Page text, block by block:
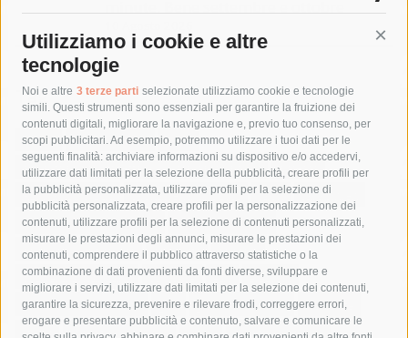
Utilizziamo i cookie e altre
tecnologie
Noi e altre 3 terze parti selezionate utilizziamo cookie e tecnologie
simili. Questi strumenti sono essenziali per garantire la fruizione dei
contenuti digitali, migliorare la navigazione e, previo tuo consenso, per
scopi pubblicitari. Ad esempio, potremmo utilizzare i tuoi dati per le
seguenti finalità: archiviare informazioni su dispositivo e/o accedervi,
utilizzare dati limitati per la selezione della pubblicità, creare profili per
la pubblicità personalizzata, utilizzare profili per la selezione di
pubblicità personalizzata, creare profili per la personalizzazione dei
contenuti, utilizzare profili per la selezione di contenuti personalizzati,
misurare le prestazioni degli annunci, misurare le prestazioni dei
contenuti, comprendere il pubblico attraverso statistiche o la
combinazione di dati provenienti da fonti diverse, sviluppare e
migliorare i servizi, utilizzare dati limitati per la selezione dei contenuti,
garantire la sicurezza, prevenire e rilevare frodi, correggere errori,
erogare e presentare pubblicità e contenuto, salvare e comunicare le
Tag
acqua allerta meteo
anas
area marina protetta di punta campanella
arresto
Asl Napoli 3 sud
capitaneria di porto capri
carabinieri
castellammare di stabia
circumvesuviana
comune di sorrento
concerto
contagi
costiera amalfitana
covid-19 eav
elezioni
fondazione sorrento
gori guardia costiera
incidente
lavori
lorenzo balducelli mare massa lubrense